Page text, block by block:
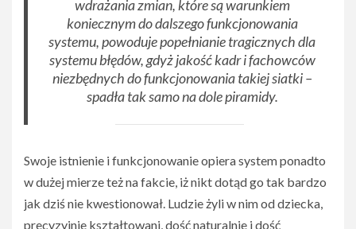
wdrażania zmian, które są warunkiem
koniecznym do dalszego funkcjonowania
systemu, powoduje popełnianie tragicznych dla
systemu błędów, gdyż jakość kadr i fachowców
niezbędnych do funkcjonowania takiej siatki –
spadła tak samo na dole piramidy.
Swoje istnienie i funkcjonowanie opiera system ponadto
w dużej mierze też na fakcie, iż nikt dotąd go tak bardzo
jak dziś nie kwestionował. Ludzie żyli w nim od dziecka,
precyzyjnie kształtowani, dość naturalnie i dość